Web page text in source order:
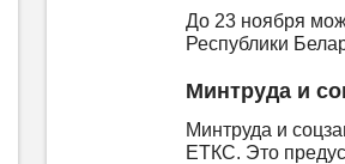
До 23 ноября
Республики
Минтруда и
Минтруда и
ЕТКС. Это